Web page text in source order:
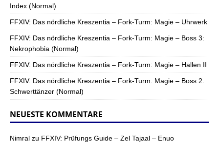
Index (Normal)
FFXIV: Das nördliche Kreszentia – Fork-Turm: Magie – Uhrwerk
FFXIV: Das nördliche Kreszentia – Fork-Turm: Magie – Boss 3:
Nekrophobia (Normal)
FFXIV: Das nördliche Kreszentia – Fork-Turm: Magie – Hallen II
FFXIV: Das nördliche Kreszentia – Fork-Turm: Magie – Boss 2:
Schwerttänzer (Normal)
NEUESTE KOMMENTARE
Nimral zu FFXIV: Prüfungs Guide – Zel Tajaal – Enuo